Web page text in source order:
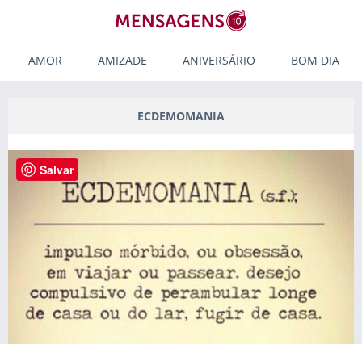
AMOR AMIZADE ANIVERSÁRIO BOM DIA
ECDEMOMANIA
Salvar